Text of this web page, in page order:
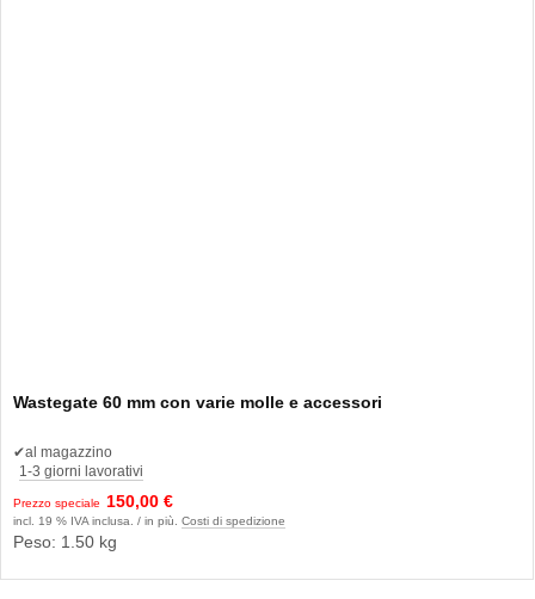
Wastegate 60 mm con varie molle e accessori
✔al magazzino
1-3 giorni lavorativi
Prezzo speciale 150,00 €
incl. 19 % IVA inclusa. / in più. Costi di spedizione
Peso: 1.50 kg